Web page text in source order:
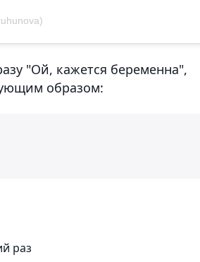
"Ой, кажется беременна",
образом:
раз